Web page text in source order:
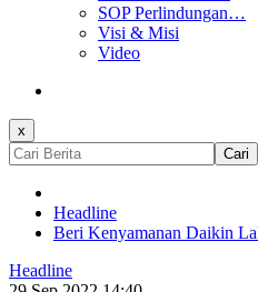
SOP Perlindungan…
Visi & Misi
Video
x
Cari
Headline
Beri Kenyamanan Daikin
Headline